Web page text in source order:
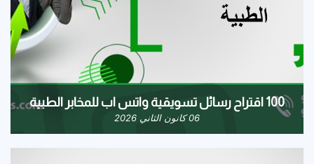
100 اقتراح رسائل تسويقية واتس اب للمخابر الطبية
06 كانون الثاني 2026